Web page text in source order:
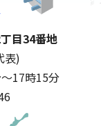
目34番地
表)
17時15分